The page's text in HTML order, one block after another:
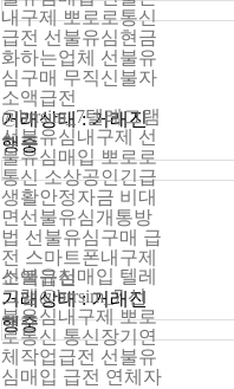
내구제 뽀로로통신
급전 선불유심현금
화하는업체 선불유
심구매 무직신불자
소액급전
거래상태 : 거래진
행중
@brrsim_7텔레그램
선불유심내구제 선
불유심매입 뽀로로
통신 소상공인긴급
생활안정자금 비대
면선불유심개통방
법 선불유심구매 급
전 스마트폰내구제
소액급전
거래상태 : 거래진
행중
선불유심매입 텔레
그램@brrsim_7 선
불유심내구제 뽀로
로통신 통신장기연
체작업급전 선불유
심매입 급전 연체자